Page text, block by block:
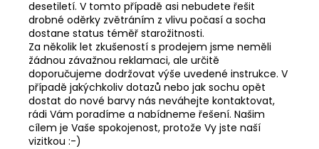
desetiletí. V tomto případě asi nebudete řešit
drobné oděrky zvětráním z vlivu počasí a socha
dostane status téměř starožitnosti.
Za několik let zkušeností s prodejem jsme neměli
žádnou závažnou reklamaci, ale určitě
doporučujeme dodržovat výše uvedené instrukce. V
případě jakýchkoliv dotazů nebo jak sochu opět
dostat do nové barvy nás neváhejte kontaktovat,
rádi Vám poradíme a nabídneme řešení. Našim
cílem je Vaše spokojenost, protože Vy jste naší
vizitkou :-)